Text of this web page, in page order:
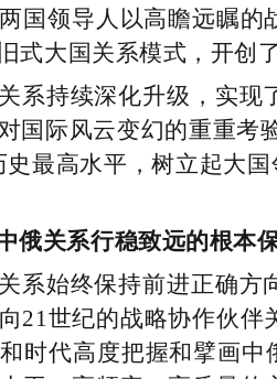
国领导人以高瞻远瞩
式大国关系模式，开创
系持续深化升级，实
国际风云变幻的重重考
史最高水平，树立起大
俄关系行稳致远的根本
系始终保持前进正确
21世纪的战略协作伙
时代高度把握和擘画